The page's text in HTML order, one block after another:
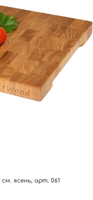
ясень, арт. 061